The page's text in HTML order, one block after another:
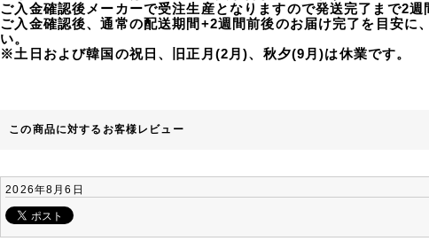
ご入金確認後メーカーで受注生産となりますので発送完了まで2週
ご入金確認後、通常の配送期間+2週間前後のお届け完了を目安に
い。
※土日および韓国の祝日、旧正月(2月)、秋夕(9月)は休業です。
この商品に対するお客様レビュー
2026年8月6日